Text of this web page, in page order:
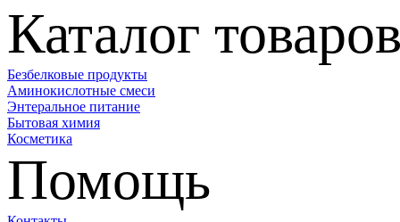
Каталог
Безбелковые продукты
Аминокислотные смеси
Энтеральное питание
Бытовая химия
Косметика
Помощь